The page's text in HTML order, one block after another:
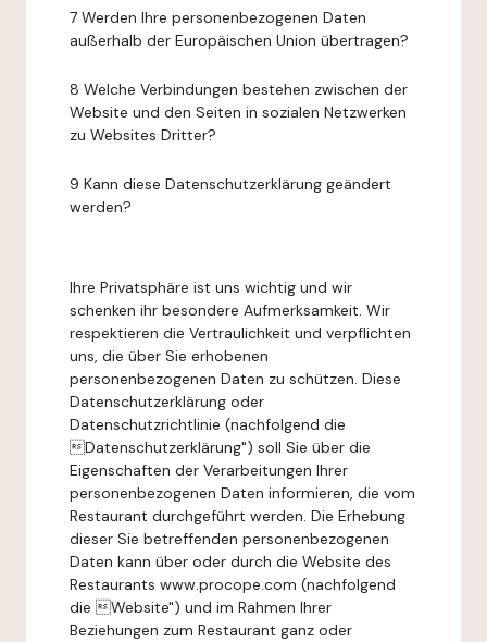
7 Werden Ihre personenbezogenen Daten
außerhalb der Europäischen Union übertragen?
8 Welche Verbindungen bestehen zwischen der
Website und den Seiten in sozialen Netzwerken
zu Websites Dritter?
9 Kann diese Datenschutzerklärung geändert
werden?
Ihre Privatsphäre ist uns wichtig und wir
schenken ihr besondere Aufmerksamkeit. Wir
respektieren die Vertraulichkeit und verpflichten
uns, die über Sie erhobenen
personenbezogenen Daten zu schützen. Diese
Datenschutzerklärung oder
Datenschutzrichtlinie (nachfolgend die
Datenschutzerklärung") soll Sie über die
Eigenschaften der Verarbeitungen Ihrer
personenbezogenen Daten informieren, die vom
Restaurant durchgeführt werden. Die Erhebung
dieser Sie betreffenden personenbezogenen
Daten kann über oder durch die Website des
Restaurants www.procope.com (nachfolgend
die Website") und im Rahmen Ihrer
Beziehungen zum Restaurant ganz oder